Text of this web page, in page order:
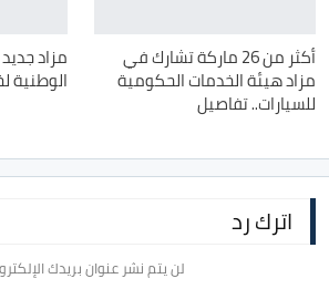
أكثر من 26 ماركة تشارك في
مزاد هيئة الخدمات الحكومية
للسيارات.. تفاصيل
الوطنية
اترك رد
لن يتم نشر عنوان بريدك